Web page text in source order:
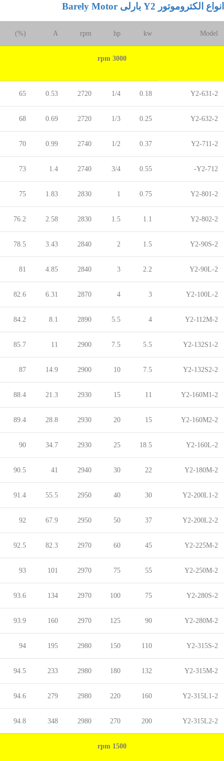
انواع الکتروموتور Y2 بارلی Barely Motor
Model
kw
hp
rpm
A
(%)
3000 rpm
Y2-631-2
0.18
1/4
2720
0.53
65
Y2-632-2
0.25
1/3
2720
0.69
68
Y2-711-2
0.37
1/2
2740
0.99
70
Y2-712-
0.55
3/4
2740
1.4
73
Y2-801-2
0.75
1
2830
1.83
75
Y2-802-2
1.1
1.5
2830
2.58
76.2
Y2-90S-2
1.5
2
2840
3.43
78.5
Y2-90L-2
2.2
3
2840
4.85
81
Y2-100L-2
3
4
2870
6.31
82.6
Y2-112M-2
4
5.5
2890
8.1
84.2
Y2-132S1-2
5.5
7.5
2900
11
85.7
Y2-132S2-2
7.5
10
2900
14.9
87
Y2-160M1-2
11
15
2930
21.3
88.4
Y2-160M2-2
15
20
2930
28.8
89.4
Y2-160L-2
18.5
25
2930
34.7
90
Y2-180M-2
22
30
2940
41
90.5
Y2-200L1-2
30
40
2950
55.5
91.4
Y2-200L2-2
37
50
2950
67.9
92
Y2-225M-2
45
60
2970
82.3
92.5
Y2-250M-2
55
75
2970
101
93
Y2-280S-2
75
100
2970
134
93.6
Y2-280M-2
90
125
2970
160
93.9
Y2-315S-2
110
150
2980
195
94
Y2-315M-2
132
180
2980
233
94.5
Y2-315L1-2
160
220
2980
279
94.6
Y2-315L2-2
200
270
2980
348
94.8
1500 rpm